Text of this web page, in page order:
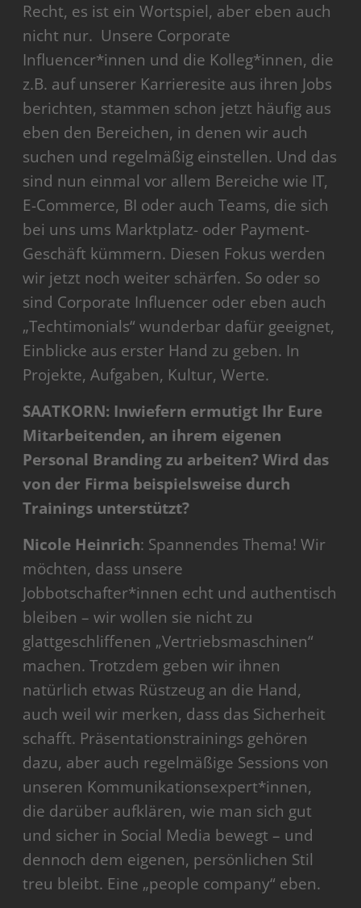
Recht, es ist ein Wortspiel, aber eben auch
nicht nur. Unsere Corporate
Influencer*innen und die Kolleg*innen, die
z.B. auf unserer Karrieresite aus ihren Jobs
berichten, stammen schon jetzt häufig aus
eben den Bereichen, in denen wir auch
suchen und regelmäßig einstellen. Und das
sind nun einmal vor allem Bereiche wie IT,
E-Commerce, BI oder auch Teams, die sich
bei uns ums Marktplatz- oder Payment-
Geschäft kümmern. Diesen Fokus werden
wir jetzt noch weiter schärfen. So oder so
sind Corporate Influencer oder eben auch
„Techtimonials“ wunderbar dafür geeignet,
Einblicke aus erster Hand zu geben. In
Projekte, Aufgaben, Kultur, Werte.
SAATKORN: Inwiefern ermutigt Ihr Eure
Mitarbeitenden, an ihrem eigenen
Personal Branding zu arbeiten? Wird das
von der Firma beispielsweise durch
Trainings unterstützt?
Nicole Heinrich: Spannendes Thema! Wir
möchten, dass unsere
Jobbotschafter*innen echt und authentisch
bleiben – wir wollen sie nicht zu
glattgeschliffenen „Vertriebsmaschinen“
machen. Trotzdem geben wir ihnen
natürlich etwas Rüstzeug an die Hand,
auch weil wir merken, dass das Sicherheit
schafft. Präsentationstrainings gehören
dazu, aber auch regelmäßige Sessions von
unseren Kommunikationsexpert*innen,
die darüber aufklären, wie man sich gut
und sicher in Social Media bewegt – und
dennoch dem eigenen, persönlichen Stil
treu bleibt. Eine „people company“ eben.